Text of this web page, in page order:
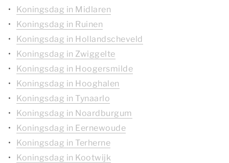
Koningsdag in Midlaren
Koningsdag in Ruinen
Koningsdag in Hollandscheveld
Koningsdag in Zwiggelte
Koningsdag in Hoogersmilde
Koningsdag in Hooghalen
Koningsdag in Tynaarlo
Koningsdag in Noardburgum
Koningsdag in Eernewoude
Koningsdag in Terherne
Koningsdag in Kootwijk